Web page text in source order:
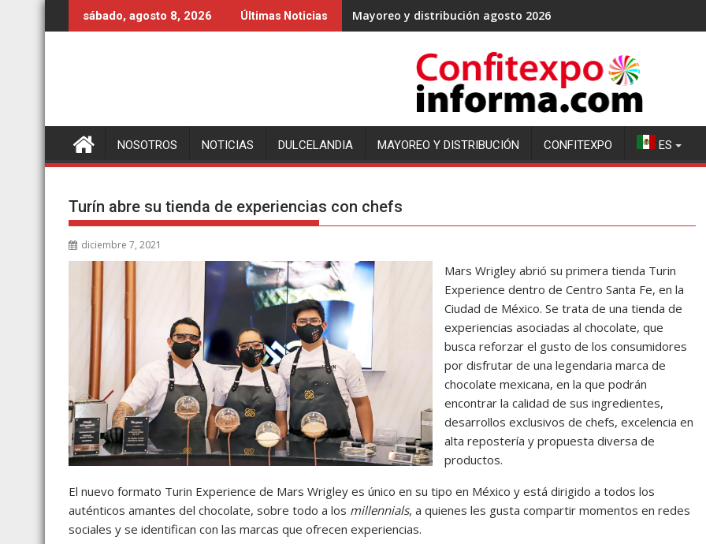
al
sábado, agosto 8, 2026 Últimas Noticias Mayoreo y distribución agosto 2026
NOSOTROS NOTICIAS DULCELANDIA MAYOREO Y DISTRIBUCIÓN CONFITEXPO ES
Turín abre su tienda de experiencias con chefs
diciembre 7, 2021
Mars Wrigley abrió su primera tienda Turin
Experience dentro de Centro Santa Fe, en la
Ciudad de México. Se trata de una tienda de
experiencias asociadas al chocolate, que
busca reforzar el gusto de los consumidores
por disfrutar de una legendaria marca de
chocolate mexicana, en la que podrán
encontrar la calidad de sus ingredientes,
desarrollos exclusivos de chefs, excelencia en
alta repostería y propuesta diversa de
productos.
El nuevo formato Turin Experience de Mars Wrigley es único en su tipo en México y está dirigido a todos los
auténticos amantes del chocolate, sobre todo a los millennials, a quienes les gusta compartir momentos en redes
sociales y se identifican con las marcas que ofrecen experiencias.